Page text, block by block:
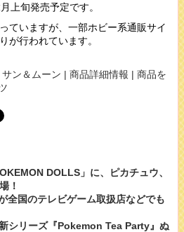
上旬発売予定です。
ていますが、一部ホビー系通販サイ
が行われています。
ン＆ムーン | 商品詳細情報 | 商品を
DOLLS」に、ピカチュウ、
！
全国のテレビゲーム取扱店などでも
シリーズ『Pokemon Tea Party』ぬ